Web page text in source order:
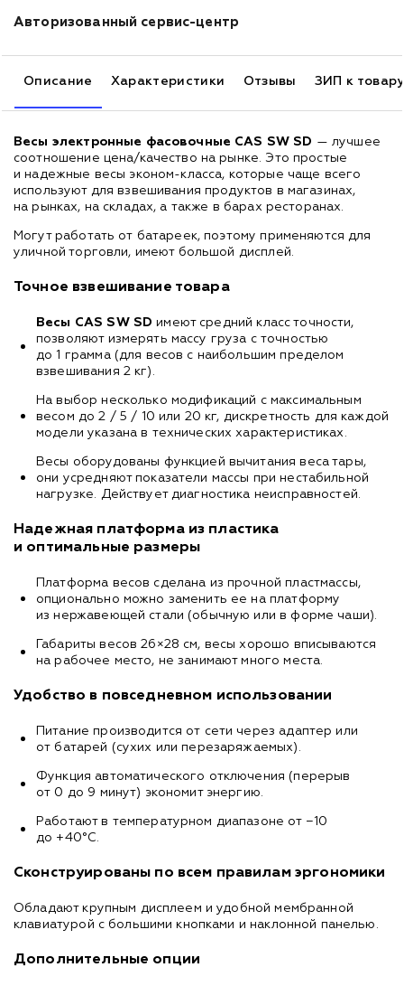
Авторизованный сервис-центр
Описание Характеристики Отзывы ЗИП к товару
Весы электронные фасовочные CAS SW SD — лучшее
соотношение цена/качество на рынке. Это простые
и надежные весы эконом-класса, которые чаще всего
используют для взвешивания продуктов в магазинах,
на рынках, на складах, а также в барах ресторанах.
Могут работать от батареек, поэтому применяются для
уличной торговли, имеют большой дисплей.
Точное взвешивание товара
Весы CAS SW SD имеют средний класс точности,
позволяют измерять массу груза с точностью
до 1 грамма (для весов с наибольшим пределом
взвешивания 2 кг).
На выбор несколько модификаций с максимальным
весом до 2 / 5 / 10 или 20 кг, дискретность для каждой
модели указана в технических характеристиках.
Весы оборудованы функцией вычитания веса тары,
они усредняют показатели массы при нестабильной
нагрузке. Действует диагностика неисправностей.
Надежная платформа из пластика
и оптимальные размеры
Платформа весов сделана из прочной пластмассы,
опционально можно заменить ее на платформу
из нержавеющей стали (обычную или в форме чаши).
Габариты весов 26×28 см, весы хорошо вписываются
на рабочее место, не занимают много места.
Удобство в повседневном использовании
Питание производится от сети через адаптер или
от батарей (сухих или перезаряжаемых).
Функция автоматического отключения (перерыв
от 0 до 9 минут) экономит энергию.
Работают в температурном диапазоне от −10
до +40°С.
Сконструированы по всем правилам эргономики
Обладают крупным дисплеем и удобной мембранной
клавиатурой с большими кнопками и наклонной панелью.
Дополнительные опции